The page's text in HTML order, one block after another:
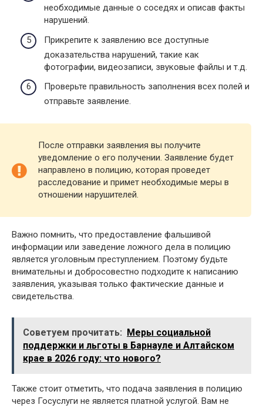
необходимые данные о соседях и описав факты
нарушений.
Прикрепите к заявлению все доступные
доказательства нарушений, такие как
фотографии, видеозаписи, звуковые файлы и т.д.
Проверьте правильность заполнения всех полей и
отправьте заявление.
После отправки заявления вы получите
уведомление о его получении. Заявление будет
направлено в полицию, которая проведет
расследование и примет необходимые меры в
отношении нарушителей.
Важно помнить, что предоставление фальшивой
информации или заведение ложного дела в полицию
является уголовным преступлением. Поэтому будьте
внимательны и добросовестно подходите к написанию
заявления, указывая только фактические данные и
свидетельства.
Советуем прочитать: Меры социальной
поддержки и льготы в Барнауле и Алтайском
крае в 2026 году: что нового?
Также стоит отметить, что подача заявления в полицию
через Госуслуги не является платной услугой. Вам не